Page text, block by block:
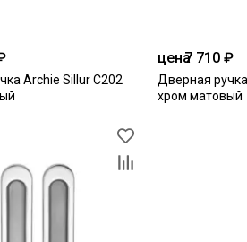
Archie Sillur С202
цена7 710 ₽
Дверная
хром матовый